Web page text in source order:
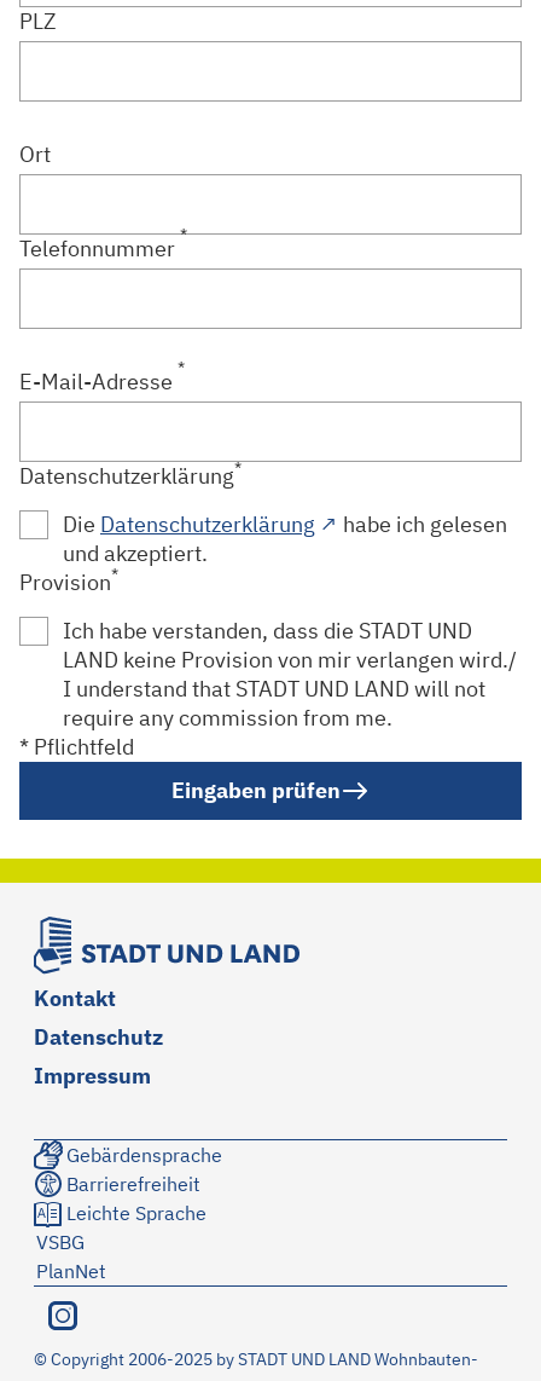
PLZ
Ort
Telefonnummer *
E-Mail-Adresse *
Datenschutzerklärung*
Die Datenschutzerklärung ↗ Dieser Link führt zu
habe ich gelesen
und akzeptiert.
Provision*
Ich habe verstanden, dass die STADT UND
LAND keine Provision von mir verlangen wird./
I understand that STADT UND LAND will not
require any commission from me.
* Pflichtfeld
Eingaben prüfen
Kontakt
Datenschutz
Impressum
Gebärdensprache
Barrierefreiheit
Leichte Sprache
VSBG
PlanNet
© Copyright 2006-2025 by STADT UND LAND Wohnbauten-